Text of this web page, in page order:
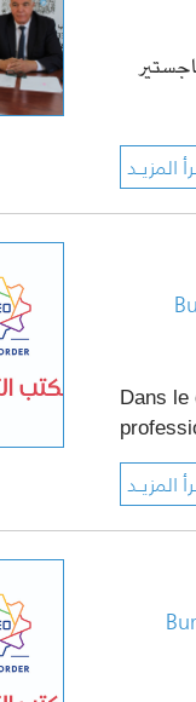
رسائل الماجستير
Dans le